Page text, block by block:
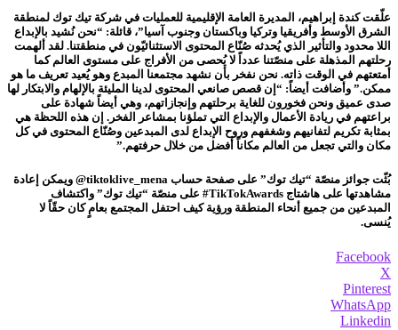
علّقت كندة إبراهيم، المديرة العامة الإقليمية للعمليات في شركة تيك توك لمنطقة
الشرق الأوسط وأفريقيا وتركيا وباكستان وجنوب آسيا”، قائلة: “نحن نُشيد بالإبداع
اللا محدود والتأثير الذي يُحدثه صُنّاع المحتوى الاستثنائيّون في منطقتنا. لقد ألهمت
رحلتهم المذهلة على منصّتنا عدداً لا يُحصى من الأفراج على مستوى العالم كما
أمتعتهم في الوقت ذاته. نحن نفخر بأن نشهد مجتمعنا المبدع وهو يُعيد تعريف ما هو
ممكن.” وأضافت أيضاً: “إن قصص صانعي المحتوى لدينا المليئة بالإلهام والابتكار لها
صدى عميق ونحن فخورون للغاية برحلتهم وإنجازاتهم، وهي أيضاً شهادة على
براعتهم في ريادة الأعمال والإبداع التي تملؤنا بمشاعر الفخر. إن هذه اللحظة هي
بمثابة تكريم لتفانيهم وشغفهم وروح الإبداع لدى المبدعين وصُنّاع المحتوى في كل
مكان والتي تجعل من العالم مكاناً أفضل من خلال حرفتهم.”
بُثّت جوائز منصّة “تيك توك” على صفحة حساب tiktoklive_mena@ ويمكن إعادة
مشاهدتها على هاشتاج TikTokAwards# على منصّة “تيك توك” واكتشاف
المبدعين من جميع أنحاء المنطقة ورؤية كيف احتفل المجتمع بعامٍ كان حقّاً لا
يُنسى.
Facebook
X
Pinterest
WhatsApp
Linkedin